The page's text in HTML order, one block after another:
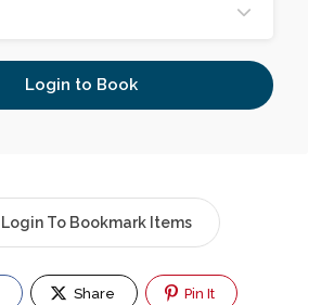
Login to Book
Login To Bookmark Items
Share Pin It